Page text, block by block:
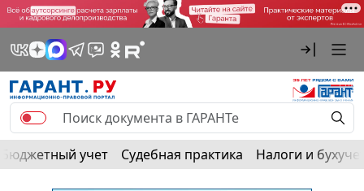
Бюджетный учет Судебная практика Налоги и